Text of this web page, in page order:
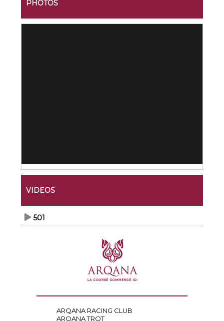
PHOTOS
VIDEOS
501
ARQANA RACING CLUB
ARQANA TROT